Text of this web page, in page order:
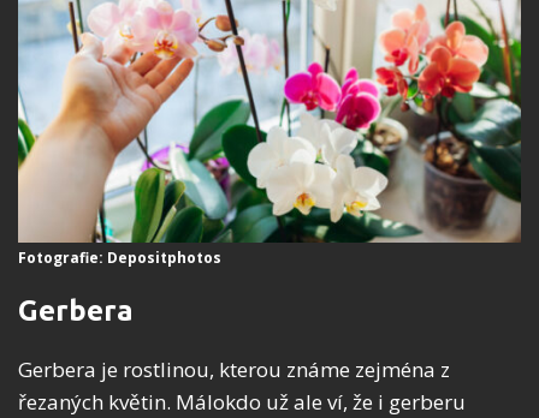
Fotografie: Depositphotos
Gerbera
Gerbera je rostlinou, kterou známe zejména z
řezaných květin. Málokdo už ale ví, že i gerberu